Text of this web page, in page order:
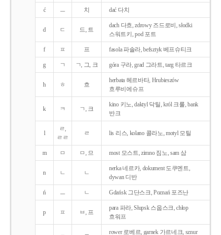
ć ㅡ 치 dać 다치
d ㄷ 드, 트
dach 다흐, zdrowy 즈드로비, słodki
스워트키, pod 포트
f ㅍ 프 fasola 파솔라, befsztyk 베프슈티크
g ㄱ ㄱ, 그, 크 góra 구라, grad 그라트, targ 타르크
h ㅎ 흐
herbata 헤르바타, Hrubieszów
흐루비에슈프
k ㅋ ㄱ, 크
kino 키노, daktyl 닥틸, król 크룰, bank
반크
l
ㄹ,
ㄹㄹ
ㄹ lis 리스, kolano 콜라노, motyl 모틸
m ㅁ ㅁ, 므 most 모스트, zimno 짐노, sam 삼
n ㄴ ㄴ
nerka 네르카, dokument 도쿠멘트,
dywan 디반
ń ㅡ ㄴ Gdańsk 그단스크, Poznań 포즈난
p ㅍ ㅂ, 프
para 파라, Słupsk 스웁스크, chłop
흐워프
rower 로베르, garnek 가르네크, sznur